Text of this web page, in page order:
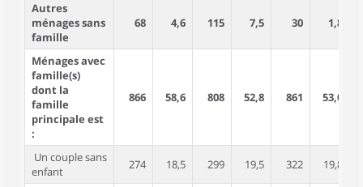
Autres
ménages sans
famille
68 4,6 115 7,5 30 1,8
Ménages avec
famille(s)
dont la
famille
principale est
:
866 58,6 808 52,8 861 53,0
Un couple sans
enfant
274 18,5 299 19,5 322 19,8